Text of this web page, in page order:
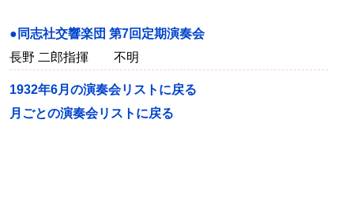
●同志社交響楽団 第7回定期演奏会
長野 二郎指揮 不明
1932年6月の演奏会リストに戻る
月ごとの演奏会リストに戻る